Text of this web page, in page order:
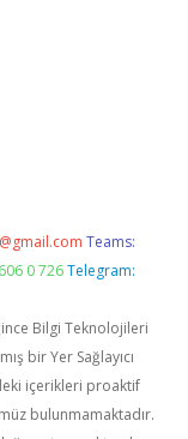
Teams:
0 726 Telegram:
Bilgi Teknolojileri
bir Yer Sağlayıcı
içerikleri proaktif
bulunmamaktadır.